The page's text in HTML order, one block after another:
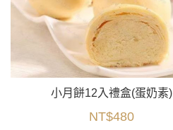
小月餅12入禮盒(蛋奶素)
NT$480